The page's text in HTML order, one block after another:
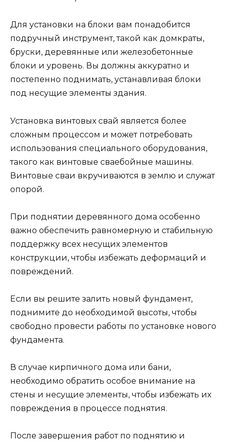
Для установки на блоки вам понадобится
подручный инструмент, такой как домкраты,
бруски, деревянные или железобетонные
блоки и уровень. Вы должны аккуратно и
постепенно поднимать, устанавливая блоки
под несущие элементы здания.
Установка винтовых свай является более
сложным процессом и может потребовать
использования специального оборудования,
такого как винтовые сваебойные машины.
Винтовые сваи вкручиваются в землю и служат
опорой.
При поднятии деревянного дома особенно
важно обеспечить равномерную и стабильную
поддержку всех несущих элементов
конструкции, чтобы избежать деформаций и
повреждений.
Если вы решите залить новый фундамент,
поднимите до необходимой высоты, чтобы
свободно провести работы по установке нового
фундамента.
В случае кирпичного дома или бани,
необходимо обратить особое внимание на
стены и несущие элементы, чтобы избежать их
повреждения в процессе поднятия.
После завершения работ по поднятию и